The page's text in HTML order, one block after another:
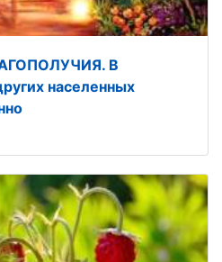
В
населенных